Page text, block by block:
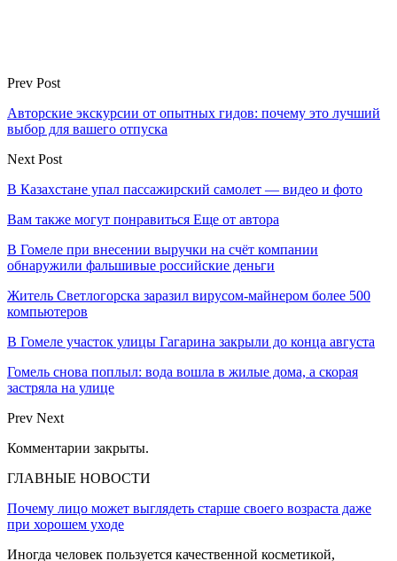
Prev Post
Авторские экскурсии от опытных гидов: почему это лучший
выбор для вашего отпуска
Next Post
В Казахстане упал пассажирский самолет — видео и фото
Вам также могут понравиться Еще от автора
В Гомеле при внесении выручки на счёт компании
обнаружили фальшивые российские деньги
Житель Светлогорска заразил вирусом-майнером более 500
компьютеров
В Гомеле участок улицы Гагарина закрыли до конца августа
Гомель снова поплыл: вода вошла в жилые дома, а скорая
застряла на улице
Prev Next
Комментарии закрыты.
ГЛАВНЫЕ НОВОСТИ
Почему лицо может выглядеть старше своего возраста даже
при хорошем уходе
Иногда человек пользуется качественной косметикой,